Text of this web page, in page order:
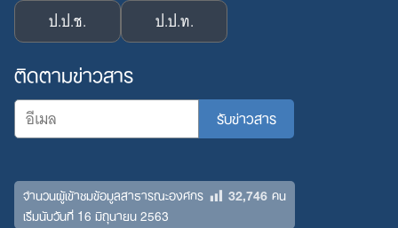
ป.ป.ช. ป.ป.ท.
ติดตามข่าวสาร
จำนวนผู้เข้าชมข้อมูลสาธารณะองค์กร 32,746คน
เริ่มนับวันที่ 16 มิถุนายน 2563